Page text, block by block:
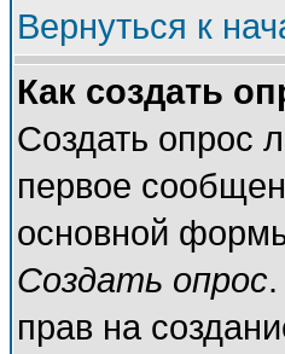
Вернуться к
Как создать
Создать опрос
первое
основной
Создать опрос
прав на